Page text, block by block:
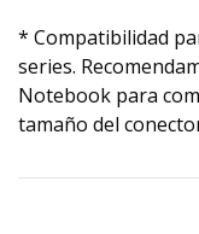
* Compatibilidad
series.
Notebook para
tamaño del